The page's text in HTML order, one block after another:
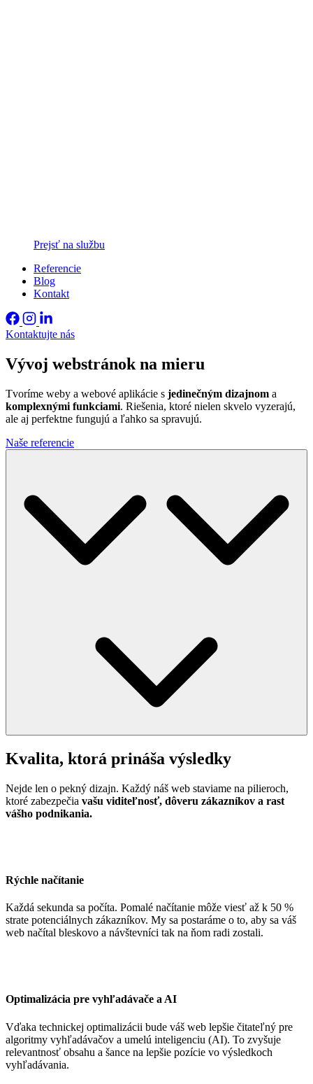
Prejsť na službu
Referencie
Blog
Kontakt
Kontaktujte nás
Vývoj webstránok na mieru
Tvoríme weby a webové aplikácie s jedinečným dizajnom a
komplexnými funkciami. Riešenia, ktoré nielen skvelo vyzerajú,
ale aj perfektne fungujú a ľahko sa spravujú.
Naše referencie
Kvalita, ktorá prináša výsledky
Nejde len o pekný dizajn. Každý náš web staviame na pilieroch,
ktoré zabezpečia vašu viditeľnosť, dôveru zákazníkov a rast
vášho podnikania.
Rýchle načítanie
Každá sekunda sa počíta. Pomalé načítanie môže viesť až k 50 %
strate potenciálnych zákazníkov. My sa postaráme o to, aby sa váš
web načítal bleskovo a návštevníci tak na ňom radi zostali.
Optimalizácia pre vyhľadávače a AI
Vďaka technickej optimalizácii bude váš web lepšie čitateľný pre
algoritmy vyhľadávačov a umelú inteligenciu (AI). To zvyšuje
relevantnosť obsahu a šance na lepšie pozície vo výsledkoch
vyhľadávania.